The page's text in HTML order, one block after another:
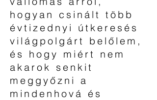
hogyan csinált több
évtizednyi útkeresés
világpolgárt belőlem,
és hogy miért nem
akarok senkit
meggyőzni a
mindenhová és